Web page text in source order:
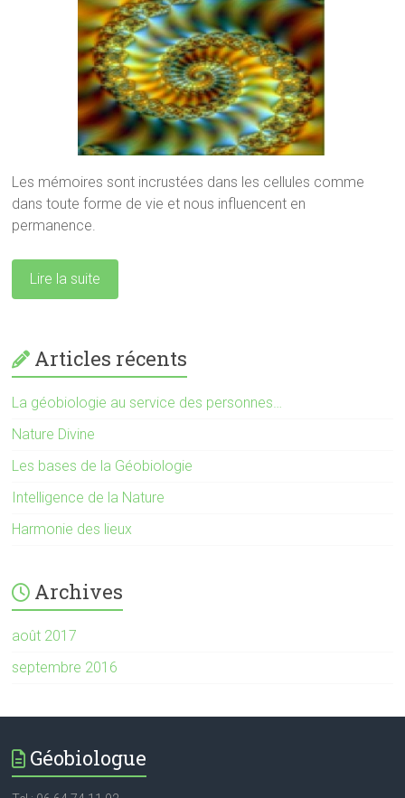
Les mémoires sont incrustées dans les cellules comme
dans toute forme de vie et nous influencent en
permanence.
Lire la suite
Articles récents
La géobiologie au service des personnes…
Nature Divine
Les bases de la Géobiologie
Intelligence de la Nature
Harmonie des lieux
Archives
août 2017
septembre 2016
Géobiologue